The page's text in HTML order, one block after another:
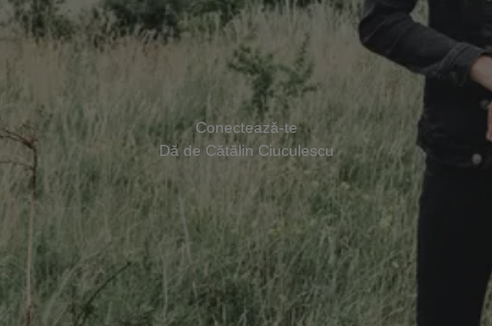
Conectează-te
Dă de Cătălin Ciuculescu